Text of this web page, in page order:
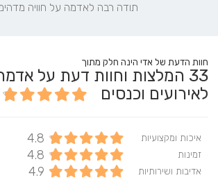
תודה רבה לאדמה על חוויה
חוות הדעת של אדי הינה חלק מתוך
33 המלצות וחוות דעת על
לאירועים וכנסים
איכות ומקצועיות 4.8
זמינות 4.8
אדיבות ושירותיות 4.9